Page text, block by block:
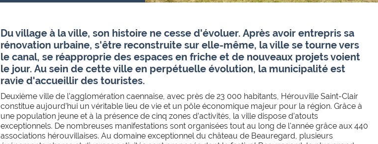
Du village à la ville, son histoire ne cesse d'évoluer. Après avoir entrepris sa
rénovation urbaine, s'être reconstruite sur elle-même, la ville se tourne vers
le canal, se réapproprie des espaces en friche et de nouveaux projets voient
le jour. Au sein de cette ville en perpétuelle évolution, la municipalité est
ravie d'accueillir des touristes.
Deuxième ville de l’agglomération caennaise, avec près de 23 000 habitants, Hérouville Saint-Clair
constitue aujourd’hui un véritable lieu de vie et un pôle économique majeur pour la région. Grâce à
une population jeune et à la présence de cinq zones d’activités, la ville dispose d’atouts
exceptionnels. De nombreuses manifestations sont organisées tout au long de l'année grâce aux 440
associations hérouvillaises. Au domaine exceptionnel du château de Beauregard, plusieurs